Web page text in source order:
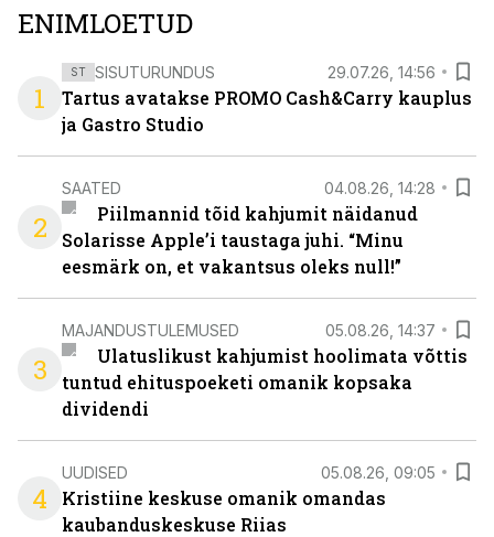
eksitamine.
ENIMLOETUD
1
ST SISUTURUNDUS 29.07.26, 14:56
Tartus avatakse PROMO Cash&Carry kauplus
ja Gastro Studio
2
SAATED 04.08.26, 14:28
Piilmannid tõid kahjumit näidanud
Solarisse Apple’i taustaga juhi. “Minu
eesmärk on, et vakantsus oleks null!”
3
MAJANDUSTULEMUSED 05.08.26, 14:37
Ulatuslikust kahjumist hoolimata võttis
tuntud ehituspoeketi omanik kopsaka
dividendi
4
UUDISED 05.08.26, 09:05
Kristiine keskuse omanik omandas
kaubanduskeskuse Riias